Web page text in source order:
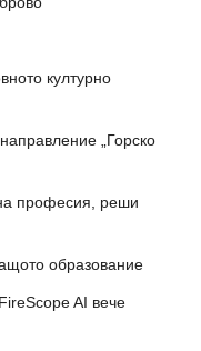
културно
„Горско
професия, реши
образование
AI вече